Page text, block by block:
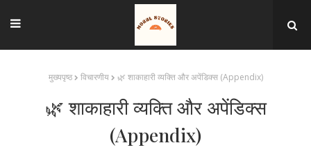
मुख्यपृष्ठ विचारणीय 🌿 शाकाहारी व्यक्ति और अपेंडिक्स (Appendix)
🌿 शाकाहारी व्यक्ति और अपेंडिक्स
(Appendix)